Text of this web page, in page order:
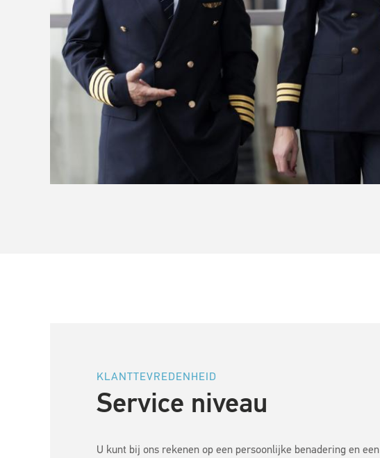
KLANTTEVREDENHEID
Service niveau
U kunt bij ons rekenen op een persoonlijke benadering en een